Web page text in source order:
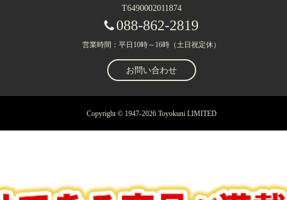
T6490002011874
088-862-2819
営業時間：平日10時～16時（土日祝定休）
お問い合わせ
Copyright © 1947-2026 Toyokuni LIMITED